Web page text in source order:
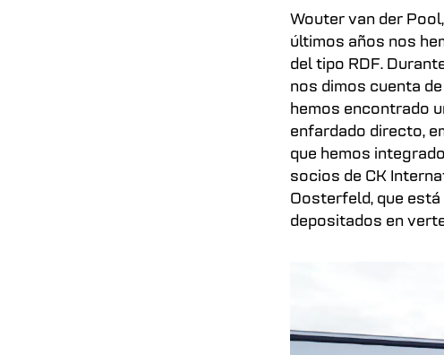
Wouter van der
últimos años nos
del tipo RDF.
nos dimos cuenta
hemos encontrado
enfardado directo,
que hemos
socios de CK
Oosterfeld, que
depositados en